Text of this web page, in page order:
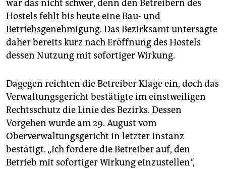
war das nicht schwer, denn den Betreibern des
Hostels fehlt bis heute eine Bau- und
Betriebsgenehmigung. Das Bezirksamt untersagte
daher bereits kurz nach Eröffnung des Hostels
dessen Nutzung mit sofortiger Wirkung.
Dagegen reichten die Betreiber Klage ein, doch das
Verwaltungsgericht bestätigte im einstweiligen
Rechtsschutz die Linie des Bezirks. Dessen
Vorgehen wurde am 29. August vom
Oberverwaltungsgericht in letzter Instanz
bestätigt. „Ich fordere die Betreiber auf, den
Betrieb mit sofortiger Wirkung einzustellen“,